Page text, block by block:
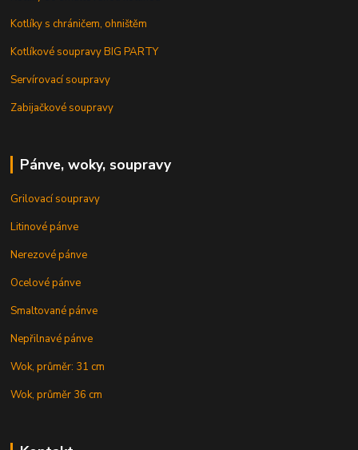
Kotlíky s chráničem, ohništěm
Kotlíkové soupravy BIG PARTY
Servírovací soupravy
Zabijačkové soupravy
Pánve, woky, soupravy
Grilovací soupravy
Litinové pánve
Nerezové pánve
Ocelové pánve
Smaltované pánve
Nepřilnavé pánve
Wok, průměr: 31 cm
Wok, průměr 36 cm